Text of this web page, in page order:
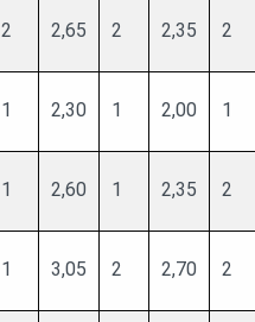
2 2,65 2 2,35 2
1 2,30 1 2,00 1
1 2,60 1 2,35 2
1 3,05 2 2,70 2